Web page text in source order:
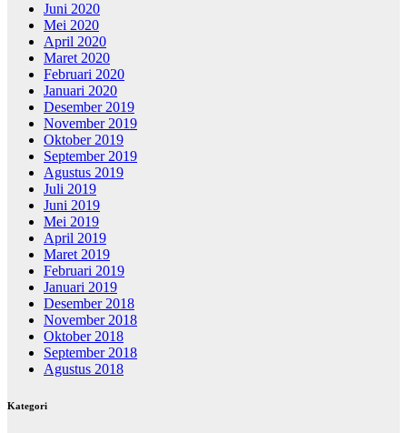
Juni 2020
Mei 2020
April 2020
Maret 2020
Februari 2020
Januari 2020
Desember 2019
November 2019
Oktober 2019
September 2019
Agustus 2019
Juli 2019
Juni 2019
Mei 2019
April 2019
Maret 2019
Februari 2019
Januari 2019
Desember 2018
November 2018
Oktober 2018
September 2018
Agustus 2018
Kategori